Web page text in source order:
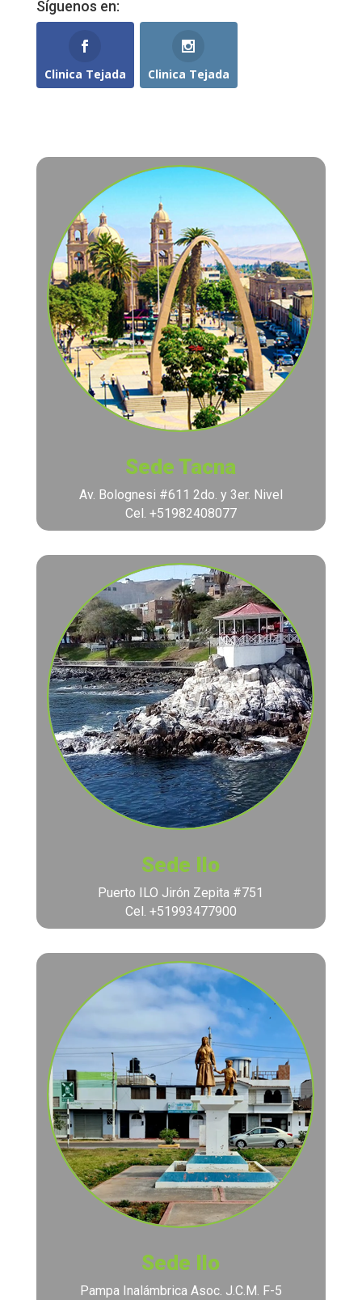
Síguenos en:
Clinica Tejada Clinica Tejada
Sede Tacna
Av. Bolognesi #611 2do. y 3er. Nivel
Cel. +51982408077
Sede Ilo
Puerto ILO Jirón Zepita #751
Cel. +51993477900
Sede Ilo
Pampa Inalámbrica Asoc. J.C.M. F-5